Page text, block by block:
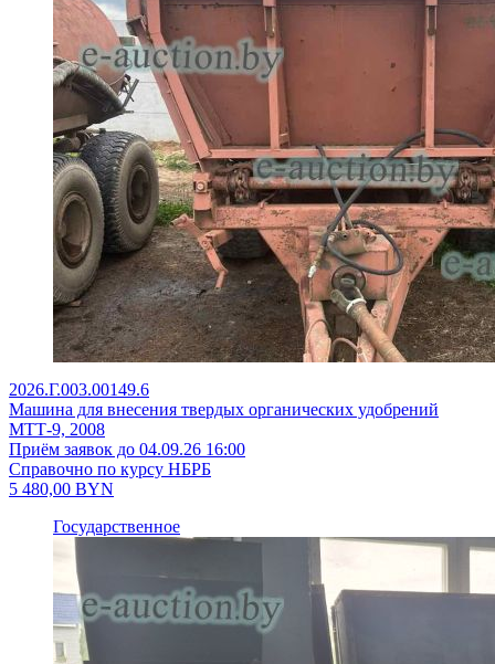
2026.Г.003.00149.6
Машина для внесения твердых органических удобрений
МТТ-9, 2008
Приём заявок до 04.09.26 16:00
Справочно по курсу НБРБ
5 480,00 BYN
Государственное